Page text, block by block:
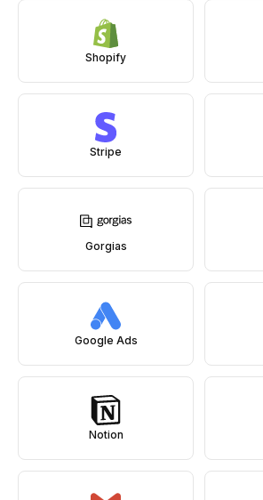
Shopify
Stripe
Gorgias
Google Ads
Notion